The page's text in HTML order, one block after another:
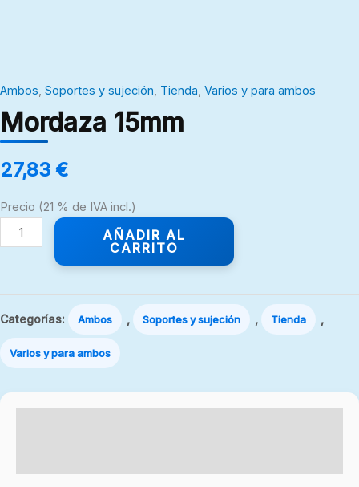
Ambos, Soportes y sujeción, Tienda, Varios y para ambos
Mordaza 15mm
27,83 €
Precio (21 % de IVA incl.)
AÑADIR AL
CARRITO
Categorías: Ambos , Soportes y sujeción , Tienda ,
Varios y para ambos